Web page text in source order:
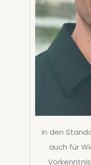
in den
auch für